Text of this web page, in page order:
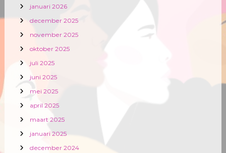
januari 2026
december 2025
november 2025
oktober 2025
juli 2025
juni 2025
mei 2025
april 2025
maart 2025
januari 2025
december 2024